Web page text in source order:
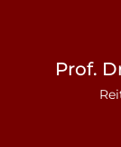
Prof.